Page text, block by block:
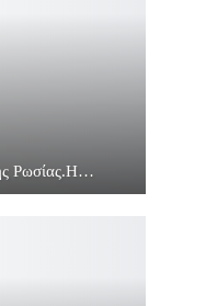
Ρωσίας.Η…